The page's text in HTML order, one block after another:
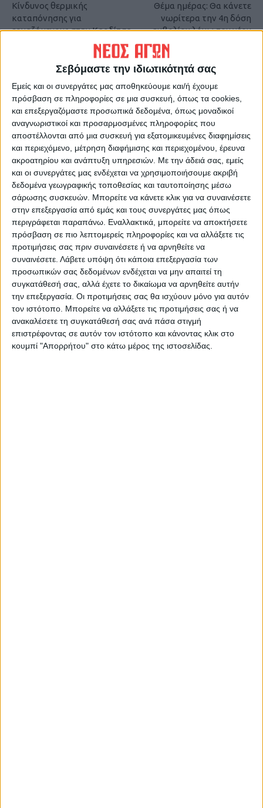
Σεβόμαστε την ιδιωτικότητά σας
Εμείς και οι συνεργάτες μας αποθηκεύουμε και/ή έχουμε
πρόσβαση σε πληροφορίες σε μια συσκευή, όπως τα cookies,
και επεξεργαζόμαστε προσωπικά δεδομένα, όπως μοναδικοί
αναγνωριστικοί και προσαρμοσμένες πληροφορίες που
αποστέλλονται από μια συσκευή για εξατομικευμένες διαφημίσεις
και περιεχόμενο, μέτρηση διαφήμισης και περιεχομένου, έρευνα
ακροατηρίου και ανάπτυξη υπηρεσιών. Με την άδειά σας, εμείς
και οι συνεργάτες μας ενδέχεται να χρησιμοποιήσουμε ακριβή
δεδομένα γεωγραφικής τοποθεσίας και ταυτοποίησης μέσω
σάρωσης συσκευών. Μπορείτε να κάνετε κλικ για να συναινέσετε
στην επεξεργασία από εμάς και τους συνεργάτες μας όπως
περιγράφεται παραπάνω. Εναλλακτικά, μπορείτε να αποκτήσετε
πρόσβαση σε πιο λεπτομερείς πληροφορίες και να αλλάξετε τις
προτιμήσεις σας πριν συναινέσετε ή να αρνηθείτε να
συναινέσετε. Λάβετε υπόψη ότι κάποια επεξεργασία των
προσωπικών σας δεδομένων ενδέχεται να μην απαιτεί τη
συγκατάθεσή σας, αλλά έχετε το δικαίωμα να αρνηθείτε αυτήν
την επεξεργασία. Οι προτιμήσεις σας θα ισχύουν μόνο για αυτόν
τον ιστότοπο. Μπορείτε να αλλάξετε τις προτιμήσεις σας ή να
ανακαλέσετε τη συγκατάθεσή σας ανά πάσα στιγμή
επιστρέφοντας σε αυτόν τον ιστότοπο και κάνοντας κλικ στο
κουμπί "Απορρήτου" στο κάτω μέρος της ιστοσελίδας.
Κίνδυνος θερμικής
καταπόνησης για
εργαζόμενους στην Καρδίτσα
Θέμα ημέρας: Θα κάνετε
νωρίτερα την 4η δόση
εμβολίου λόγω του νέου
κύματος κορωνοϊού;
ΝΕΟΣ ΑΓΩΝ
https://neosagon.gr
Η Αρχαιότερη Καθημερινή Πρωινή Εφημερίδα της Καρδίτσας
ΠΑΡΟΜΟΙΑ ΑΡΘΡΑ